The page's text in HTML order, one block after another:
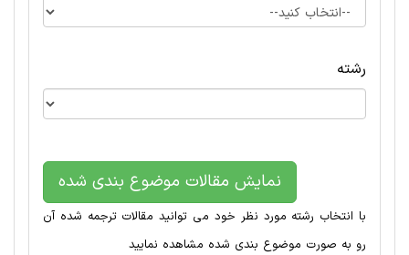
رشته
نمایش مقالات موضوع بندی شده
با انتخاب رشته مورد نظر خود می توانید مقالات ترجمه شده آن
رو به صورت موضوع بندی شده مشاهده نمایید